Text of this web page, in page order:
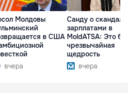
Молдовы
в США
вчера
Санду о
зарплатами в
MoldATSA: Это
чрезвычайная
щедрость
вчера